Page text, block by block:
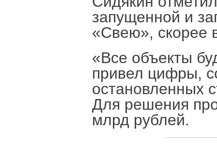
запущенной и
«Свею», скорее
«Все объекты
привел цифры,
остановленных
Для решения
млрд рублей.